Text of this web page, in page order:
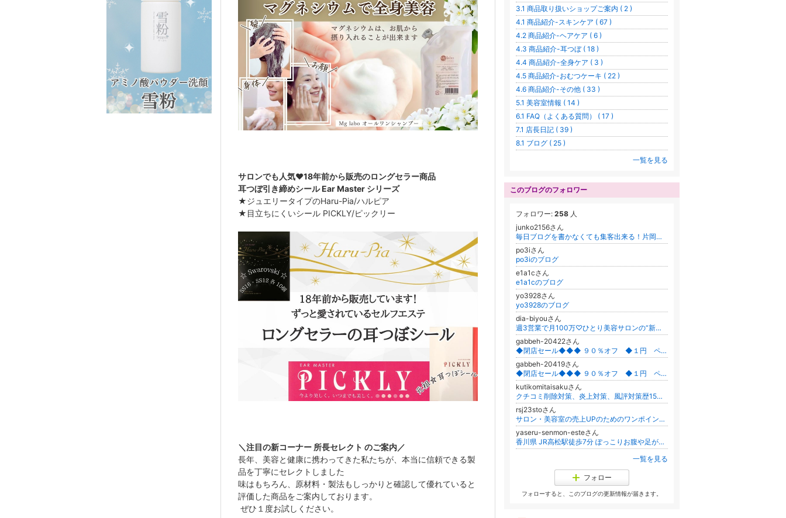
サロンでも人気♥18年前から販売のロングセラー商品
耳つぼ引き締めシール Ear Master シリーズ
★ジュエリータイプのHaru-Pia/ハルピア
★目立ちにくいシール PICKLY/ピックリー
＼注目の新コーナー 所長セレクト のご案内／
長年、美容と健康に携わってきた私たちが、本当に信頼できる製
品を丁寧にセレクトしました
味はもちろん、原材料・製法もしっかりと確認して優れていると
評価した商品をご案内しております。
ぜひ１度お試しください。
3.1 商品取り扱いショップご案内 ( 2 )
4.1 商品紹介-スキンケア ( 67 )
4.2 商品紹介-ヘアケア ( 6 )
4.3 商品紹介-耳つぼ ( 18 )
4.4 商品紹介-全身ケア ( 3 )
4.5 商品紹介-おむつケーキ ( 22 )
4.6 商品紹介-その他 ( 33 )
5.1 美容室情報 ( 14 )
6.1 FAQ（よくある質問） ( 17 )
7.1 店長日記 ( 39 )
8.1 ブログ ( 25 )
一覧を見る
このブログのフォロワー
フォロワー: 258 人
junko2156さん
毎日ブログを書かなくても集客出来る！片岡すみら流ファン化SNSの作り方
po3iさん
po3iのブログ
e1a1cさん
e1a1cのブログ
yo3928さん
yo3928のブログ
dia-biyouさん
週3営業で月100万♡ひとり美容サロンの“新・仕組み収入”導入サポート
gabbeh-20422さん
◆閉店セール◆◆◆ ９０％オフ ◆１円 ペルシャ絨毯◆
gabbeh-20419さん
◆閉店セール◆◆◆ ９０％オフ ◆１円 ペルシャ絨毯◆
kutikomitaisakuさん
クチコミ削除対策、炎上対策、風評対策歴15年・相談受注1000件以上の専門家
rsj23stoさん
サロン・美容室の売上UPのためのワンポイント術
yaseru-senmon-esteさん
香川県 JR高松駅徒歩7分 ぽっこりお腹や足が太いでお悩みの女性の方向け！ 痩せるに特化した痩身ダイエット専門サロン ユルル(yururu)
一覧を見る
フォロー
フォローすると、このブログの更新情報が届きます。